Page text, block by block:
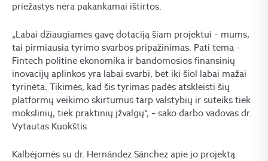
priežastys nėra pakankamai ištirtos.
„Labai džiaugiamės gavę dotaciją šiam projektui – mums,
tai pirmiausia tyrimo svarbos pripažinimas. Pati tema –
Fintech politinė ekonomika ir bandomosios finansinių
inovacijų aplinkos yra labai svarbi, bet iki šiol labai mažai
tyrinėta. Tikimės, kad šis tyrimas padės atskleisti šių
platformų veikimo skirtumus tarp valstybių ir suteiks tiek
mokslinių, tiek praktinių įžvalgų“, – sako darbo vadovas dr.
Vytautas Kuokštis
Kalbėjomės su dr. Hernández Sánchez apie jo projektą